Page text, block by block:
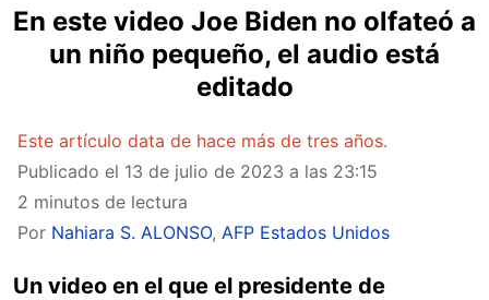
En este video Joe Biden no olfateó a
un niño pequeño, el audio está
editado
Este artículo data de hace más de tres años.
Publicado el 13 de julio de 2023 a las 23:15
2 minutos de lectura
Por Nahiara S. ALONSO, AFP Estados Unidos
Un video en el que el presidente de